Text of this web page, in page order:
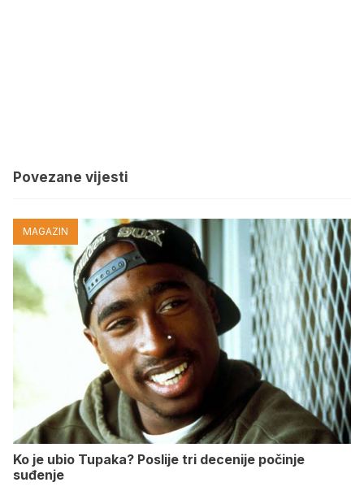
Povezane vijesti
MAGAZIN
Ko je ubio Tupaka? Poslije tri decenije počinje
suđenje